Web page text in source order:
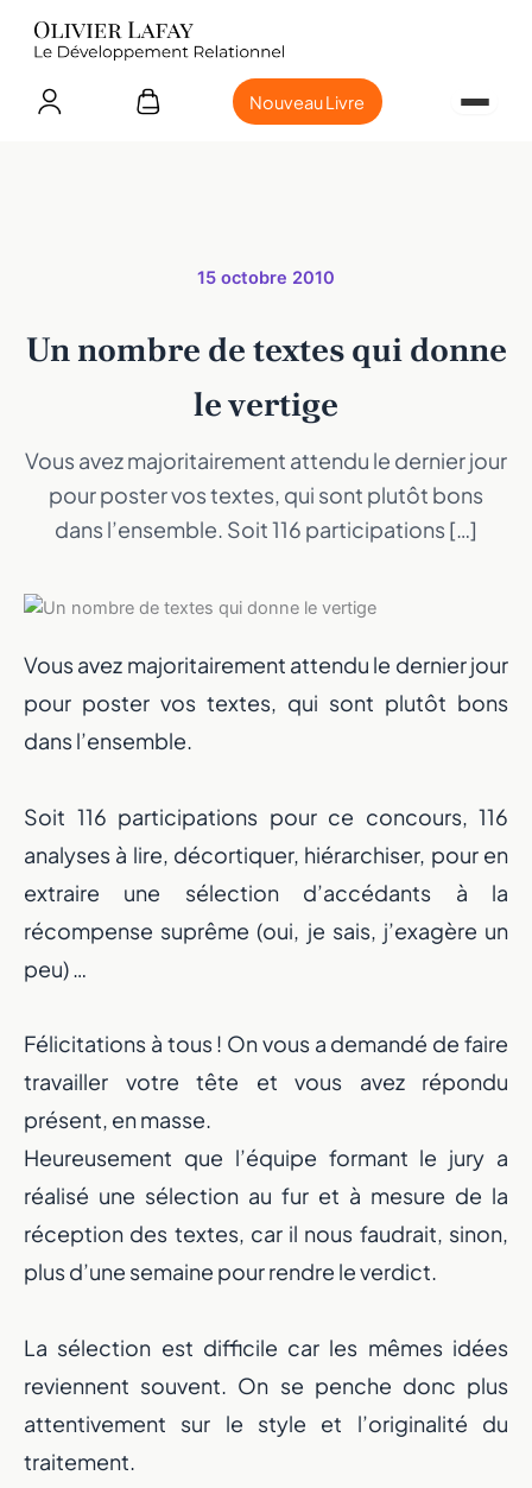
Nouveau Livre
15 octobre 2010
Un nombre de textes qui donne
le vertige
Vous avez majoritairement attendu le dernier jour
pour poster vos textes, qui sont plutôt bons
dans l’ensemble. Soit 116 participations […]
Vous avez majoritairement attendu le dernier jour
pour poster vos textes, qui sont plutôt bons
dans l’ensemble.
Soit 116 participations pour ce concours, 116
analyses à lire, décortiquer, hiérarchiser, pour en
extraire une sélection d’accédants à la
récompense suprême (oui, je sais, j’exagère un
peu) …
Félicitations à tous ! On vous a demandé de faire
travailler votre tête et vous avez répondu
présent, en masse.
Heureusement que l’équipe formant le jury a
réalisé une sélection au fur et à mesure de la
réception des textes, car il nous faudrait, sinon,
plus d’une semaine pour rendre le verdict.
La sélection est difficile car les mêmes idées
reviennent souvent. On se penche donc plus
attentivement sur le style et l’originalité du
traitement.